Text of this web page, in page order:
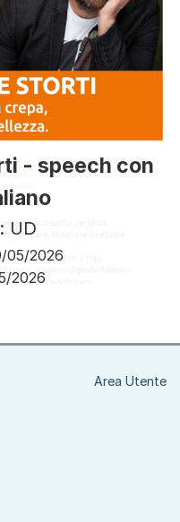
- speech con
UD
05/2026
2026
Area Utente